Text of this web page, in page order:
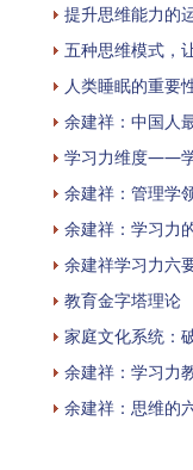
提升思维能力的
五种思维模式，
人类睡眠的重要
余建祥：中国人
学习力维度——
余建祥：管理学
余建祥：学习力
余建祥学习力六
教育金字塔理论
家庭文化系统：
余建祥：学习力
余建祥：思维的